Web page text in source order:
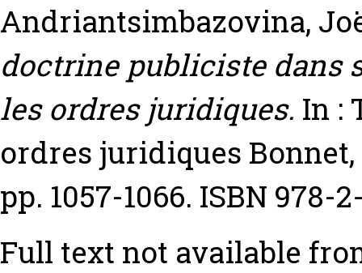
Andriantsimbazovina,
doctrine publiciste dans
les ordres juridiques. In :
ordres juridiques
pp. 1057-1066. ISBN 978-
Full text not available